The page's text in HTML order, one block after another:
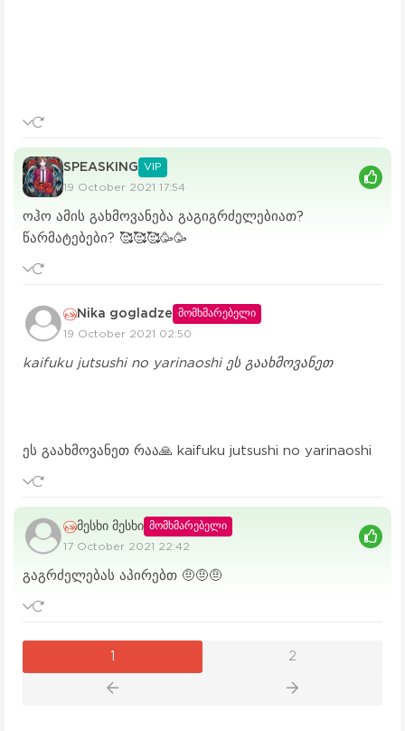
SPEASKING VIP
19 October 2021 17:54
ოჰო ამის გახმოვანება გაგიგრძელებიათ?
წარმატებები? 🥰🥰🥰🥳🥳
Nika gogladze მომხმარებელი
19 October 2021 02:50
kaifuku jutsushi no yarinaoshi ეს გაახმოვანეთ
ეს გაახმოვანეთ რაა🙏 kaifuku jutsushi no yarinaoshi
მესხი მესხი მომხმარებელი
17 October 2021 22:42
გაგრძელებას აპირებთ 🤨🤨🤨
2